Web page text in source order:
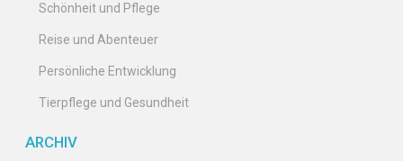
Schönheit und Pflege
Reise und Abenteuer
Persönliche Entwicklung
Tierpflege und Gesundheit
ARCHIV